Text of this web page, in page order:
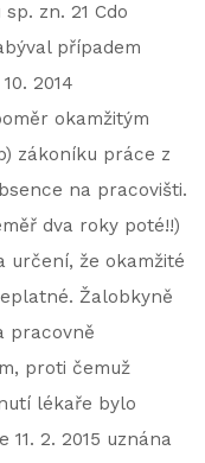
zn. 21 Cdo
případem
2014
okamžitým
zákoníku práce z
na pracovišti.
dva roky poté!!)
určení, že okamžité
Žalobkyně
pracovně
proti čemuž
lékaře bylo
2. 2015 uznána